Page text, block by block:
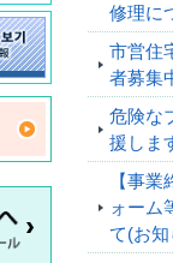
修理に
市営住
者募集
危険な
援しま
【事
ォーム
て(お知